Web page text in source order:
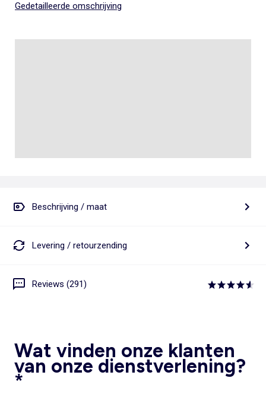
Gedetailleerde omschrijving
Beschrijving / maat
Levering / retourzending
Reviews (291)
Wat vinden onze klanten
van onze dienstverlening?
*